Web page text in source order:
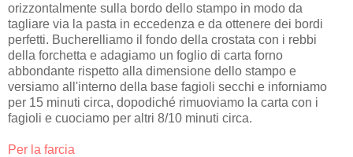
orizzontalmente sulla bordo dello stampo in modo da
tagliare via la pasta in eccedenza e da ottenere dei bordi
perfetti. Bucherelliamo il fondo della crostata con i rebbi
della forchetta e adagiamo un foglio di carta forno
abbondante rispetto alla dimensione dello stampo e
versiamo all'interno della base fagioli secchi e inforniamo
per 15 minuti circa, dopodiché rimuoviamo la carta con i
fagioli e cuociamo per altri 8/10 minuti circa.
Per la farcia